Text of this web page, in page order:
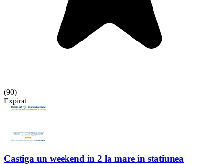
(90)
Expirat
Castiga un weekend in 2 la mare in statiunea